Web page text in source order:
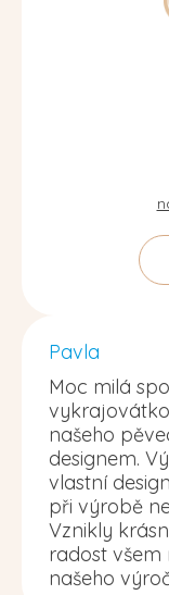
Pavla
Moc milá
našeho
designem.
vlastní
při výrobě
Vznikly
radost všem
našeho